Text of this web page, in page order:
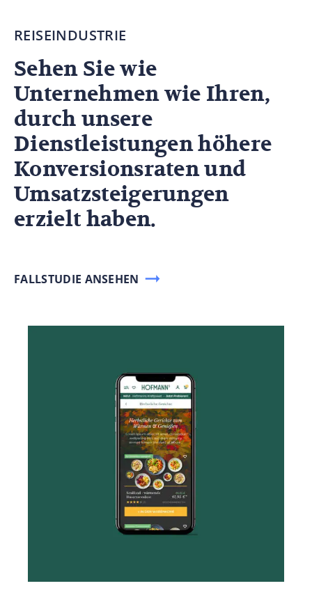
REISEINDUSTRIE
Sehen Sie wie
Unternehmen wie Ihren,
durch unsere
Dienstleistungen höhere
Konversionsraten und
Umsatzsteigerungen
erzielt haben.
FALLSTUDIE ANSEHEN